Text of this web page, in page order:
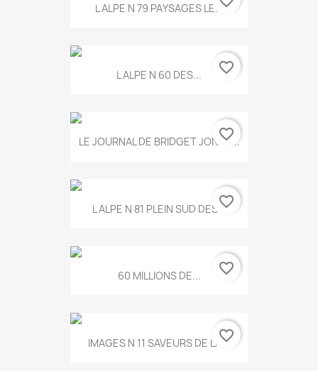
L ALPE N 79 PAYSAGES LE...
L ALPE N 60 DES... favorite_border
LE JOURNAL DE BRIDGET JONES...
favorite_border
L ALPE N 81 PLEIN SUD DES...favorite_border
60 MILLIONS DE... favorite_border
IMAGES N 11 SAVEURS DE LA...
favorite_border